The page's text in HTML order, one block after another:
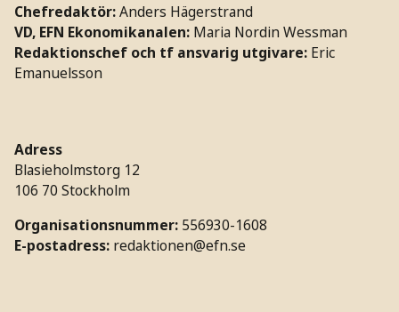
Chefredaktör:Anders Hägerstrand
VD, EFN Ekonomikanalen: Maria Nordin Wessman
Redaktionschef och tf ansvarig utgivare: Eric
Emanuelsson
Adress
Blasieholmstorg 12
106 70 Stockholm
Organisationsnummer: 556930-1608
E-postadress: redaktionen@efn.se